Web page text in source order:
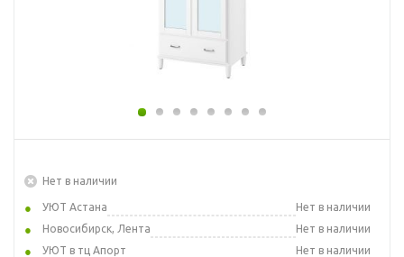
Нет в наличии
УЮТ Астана
Нет в наличии
Новосибирск, Лента
Нет в наличии
УЮТ в тц Апорт
Нет в наличии